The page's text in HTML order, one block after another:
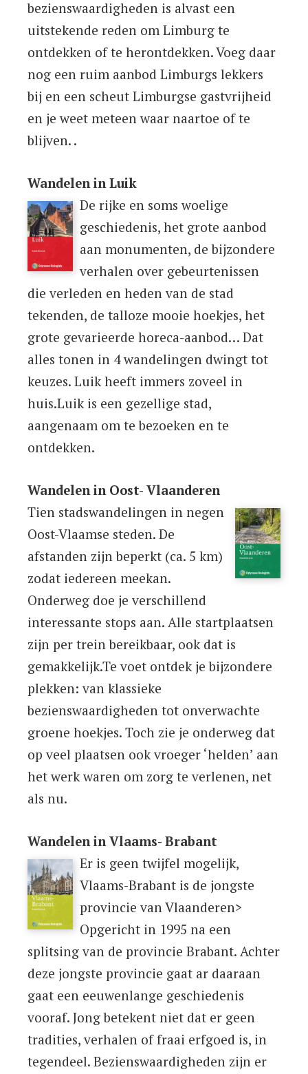
bezienswaardigheden is alvast een
uitstekende reden om Limburg te
ontdekken of te herontdekken. Voeg daar
nog een ruim aanbod Limburgs lekkers
bij en een scheut Limburgse gastvrijheid
en je weet meteen waar naartoe of te
blijven. .
Wandelen in Luik
De rijke en soms woelige
geschiedenis, het grote aanbod
aan monumenten, de bijzondere
verhalen over gebeurtenissen
die verleden en heden van de stad
tekenden, de talloze mooie hoekjes, het
grote gevarieerde horeca-aanbod… Dat
alles tonen in 4 wandelingen dwingt tot
keuzes. Luik heeft immers zoveel in
huis.Luik is een gezellige stad,
aangenaam om te bezoeken en te
ontdekken.
Wandelen in Oost- Vlaanderen
Tien stadswandelingen in negen
Oost-Vlaamse steden. De
afstanden zijn beperkt (ca. 5 km)
zodat iedereen meekan.
Onderweg doe je verschillend
interessante stops aan. Alle startplaatsen
zijn per trein bereikbaar, ook dat is
gemakkelijk.Te voet ontdek je bijzondere
plekken: van klassieke
bezienswaardigheden tot onverwachte
groene hoekjes. Toch zie je onderweg dat
op veel plaatsen ook vroeger ‘helden’ aan
het werk waren om zorg te verlenen, net
als nu.
Wandelen in Vlaams- Brabant
Er is geen twijfel mogelijk,
Vlaams-Brabant is de jongste
provincie van Vlaanderen>
Opgericht in 1995 na een
splitsing van de provincie Brabant. Achter
deze jongste provincie gaat ar daaraan
gaat een eeuwenlange geschiedenis
vooraf. Jong betekent niet dat er geen
tradities, verhalen of fraai erfgoed is, in
tegendeel. Bezienswaardigheden zijn er